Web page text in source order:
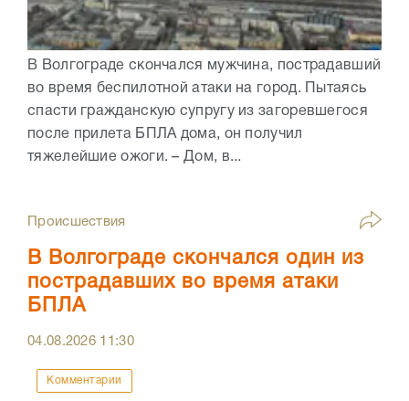
В Волгограде скончался мужчина, пострадавший
во время беспилотной атаки на город. Пытаясь
спасти гражданскую супругу из загоревшегося
после прилета БПЛА дома, он получил
тяжелейшие ожоги. – Дом, в...
Происшествия
В Волгограде скончался один из
пострадавших во время атаки
БПЛА
04.08.2026 11:30
Комментарии